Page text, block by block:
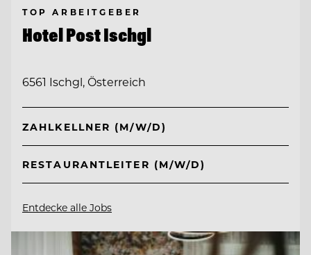
TOP ARBEITGEBER
Hotel Post Ischgl
6561 Ischgl, Österreich
ZAHLKELLNER (M/W/D)
RESTAURANTLEITER (M/W/D)
Entdecke alle Jobs